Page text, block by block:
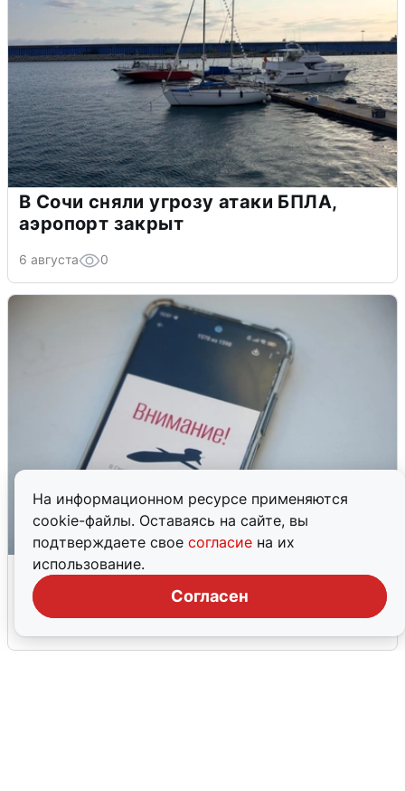
На информационном ресурсе применяются
cookie-файлы. Оставаясь на сайте, вы
подтверждаете свое согласие на их
использование.
Согласен
В Сочи сняли угрозу атаки БПЛА,
аэропорт закрыт
6 августа 0
Ракетная опасность в Свердловской
области: что известно